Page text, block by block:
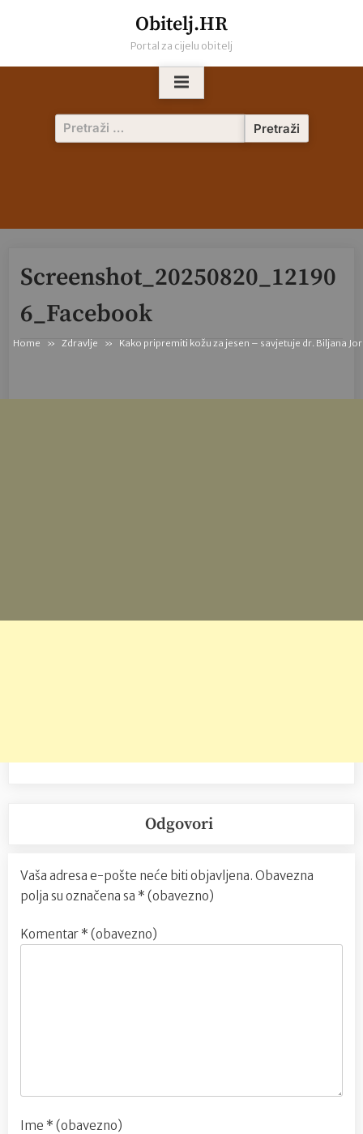
Obitelj.HR
Portal za cijelu obitelj
Pretraži:
Home Zdravlje Kako pripremiti kožu za jesen – savjetuje dr. Biljana
Screenshot_20250820_12190
6_Facebook
Odgovori
Vaša adresa e-pošte neće biti objavljena. Obavezna
polja su označena sa * (obavezno)
Komentar * (obavezno)
Ime * (obavezno)